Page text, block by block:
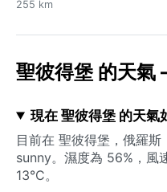
255 km
聖彼得堡 的天氣
現在 聖彼得堡 的天氣
目前在 聖彼得堡，俄羅斯
sunny。濕度為 56%，風
13°C。